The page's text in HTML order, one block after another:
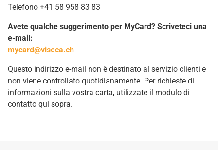
Telefono +41 58 958 83 83
Avete qualche suggerimento per MyCard? Scriveteci una
e-mail:
mycard@viseca.ch
Questo indirizzo e-mail non è destinato al servizio clienti e
non viene controllato quotidianamente. Per richieste di
informazioni sulla vostra carta, utilizzate il modulo di
contatto qui sopra.